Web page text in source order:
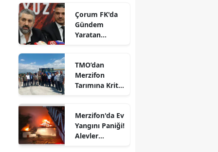
Erzurum
Eskişehir
Giresun
Hakkari
Hatay
Çorum FK'da
Gündem
Yaratan
TMO’dan
Merzifon
Tarımına Kritik
Merzifon'da Ev
Yangını Paniği!
Alevler